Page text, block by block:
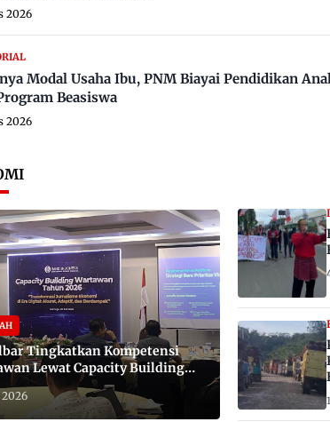
2026
Modal Usaha Ibu, PNM Biayai Pendidikan
Beasiswa
2026
Tingkatkan Kompetensi
Lewat Capacity Building